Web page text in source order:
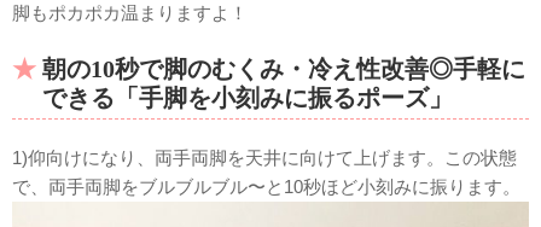
脚もポカポカ温まりますよ！
朝の10秒で脚のむくみ・冷え性改善◎手軽に
できる「手脚を小刻みに振るポーズ」
1)仰向けになり、両手両脚を天井に向けて上げます。この状態
で、両手両脚をブルブルブル〜と10秒ほど小刻みに振ります。